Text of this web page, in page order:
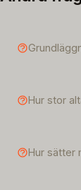
Hur stor
Hur sätter